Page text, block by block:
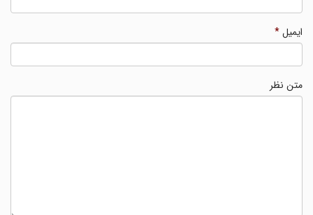
ایمیل*
متن نظر